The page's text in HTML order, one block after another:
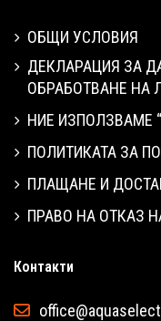
ОБЩИ УСЛОВИЯ
ДЕКЛАРАЦИЯ ЗА
ОБРАБОТВАНЕ НА
НИЕ ИЗПОЛЗВАМЕ
ПОЛИТИКАТА ЗА
ПЛАЩАНЕ И
ПРАВО НА ОТКАЗ
Контакти